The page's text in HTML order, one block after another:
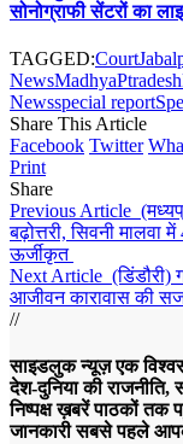
सोनोग्राफी सेंटरों का
TAGGED:Court
NewsMadhyaPtradesh
Newsspecial report
Share This Article
Facebook Twitter
Print
Share
Previous Article
बढ़ोत्तरी, सिवनी मालवा
ऊर्जीकृत
Next Article
आजीवन कारावास की
//
साइडलुक न्यूज़ एक
देश-दुनिया की
निष्पक्ष ख़बरें पाठकों तक
जानकारी सबसे पहले